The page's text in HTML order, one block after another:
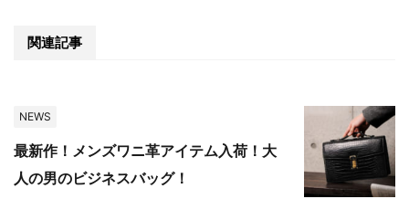
関連記事
NEWS
最新作！メンズワニ革アイテム入荷！大
人の男のビジネスバッグ！